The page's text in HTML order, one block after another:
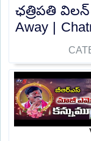
ఛత్రిపతి విలన్
Away |